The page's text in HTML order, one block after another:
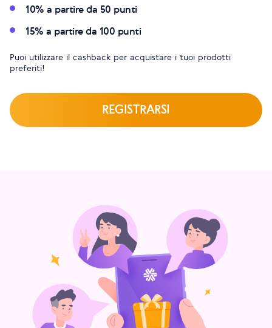
10% a partire da 50 punti
15% a partire da 100 punti
Puoi utilizzare il cashback per acquistare i tuoi prodotti
preferiti!
REGISTRARSI